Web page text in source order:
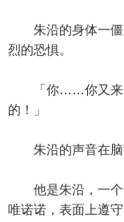
朱沿的身体一僵
烈的恐惧。
「你……你又来了
的！」
朱沿的声音在脑
他是朱沿，一个
唯诺诺，表面上遵守